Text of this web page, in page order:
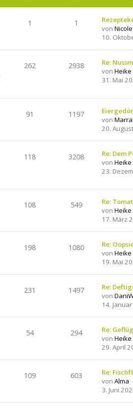
1 1
von
10.
262 2938
Re:
von Heike
31. Mai
91 1197
von
20.
118 3208
Re: Dem
von Heike
23.
108 549
Re:
von Heike
17. März
198 1080
Re:
von Heike
19. Mai
231 1497
Re:
von
14.
54 294
Re:
von Heike
29. April
109 603
Re:
von Alma
3. Juni